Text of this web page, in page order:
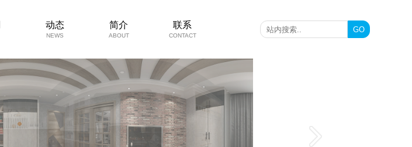
动态
NEWS
简介
ABOUT
联系
CONTACT